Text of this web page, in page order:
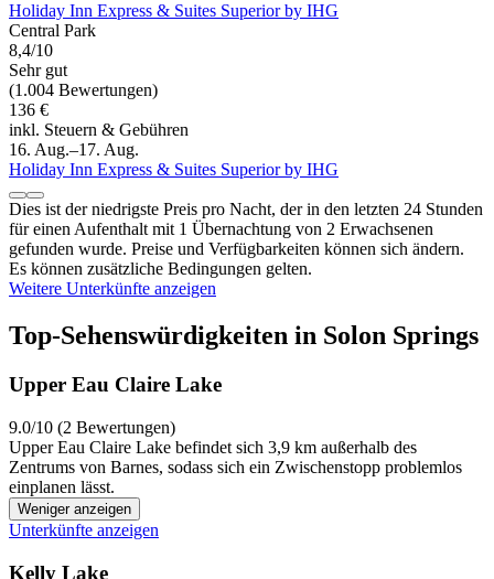
Holiday Inn Express & Suites Superior by IHG
Central Park
8,4/10
Sehr gut
(1.004 Bewertungen)
136 €
inkl. Steuern & Gebühren
16. Aug.–17. Aug.
Holiday Inn Express & Suites Superior by IHG
Dies ist der niedrigste Preis pro Nacht, der in den letzten 24 Stunden
für einen Aufenthalt mit 1 Übernachtung von 2 Erwachsenen
gefunden wurde. Preise und Verfügbarkeiten können sich ändern.
Es können zusätzliche Bedingungen gelten.
Weitere Unterkünfte anzeigen
Top-Sehenswürdigkeiten in Solon Springs
Upper Eau Claire Lake
9.0/10 (2 Bewertungen)
Upper Eau Claire Lake befindet sich 3,9 km außerhalb des
Zentrums von Barnes, sodass sich ein Zwischenstopp problemlos
einplanen lässt.
Weniger anzeigen
Unterkünfte anzeigen
Kelly Lake